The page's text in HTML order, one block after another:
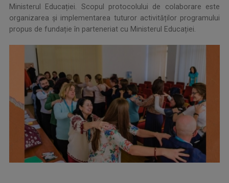
Ministerul Educației. Scopul protocolului de colaborare este
organizarea și implementarea tuturor activităților programului
propus de fundație în parteneriat cu Ministerul Educației.